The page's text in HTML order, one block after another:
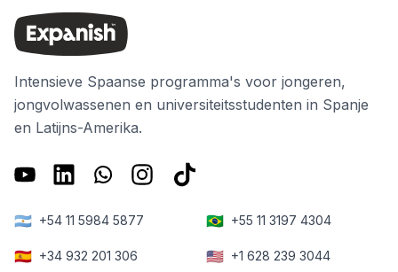
Intensieve Spaanse programma's voor jongeren,
jongvolwassenen en universiteitsstudenten in Spanje
en Latijns-Amerika.
🇦🇷 +54 11 5984 5877 🇧🇷 +55 11 3197 4304
🇪🇸 +34 932 201 306 🇺🇸 +1 628 239 3044